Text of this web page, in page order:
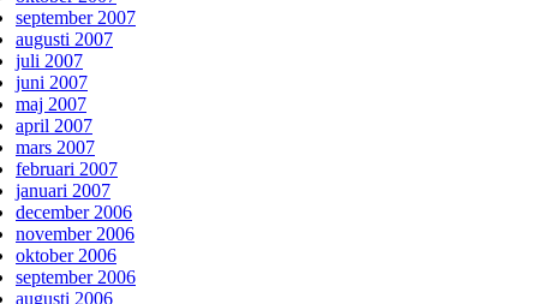
september 2007
augusti 2007
juli 2007
juni 2007
maj 2007
april 2007
mars 2007
februari 2007
januari 2007
december 2006
november 2006
oktober 2006
september 2006
augusti 2006